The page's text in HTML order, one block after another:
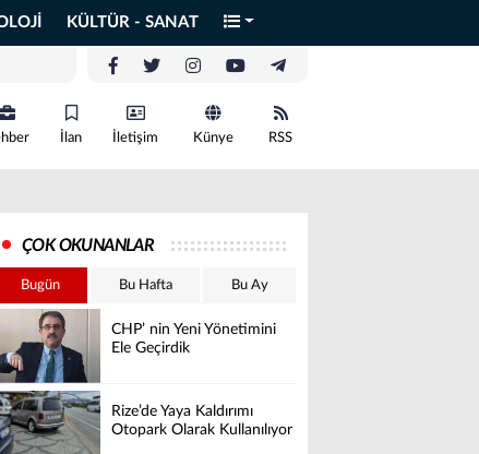
KÜLTÜR - SANAT
İlan İletişim Künye RSS
ÇOK OKUNANLAR
Bugün Bu Hafta Bu Ay
CHP’ nin Yeni Yönetimini
Ele Geçirdik
Rize’de Yaya Kaldırımı
Otopark Olarak Kullanılıyor